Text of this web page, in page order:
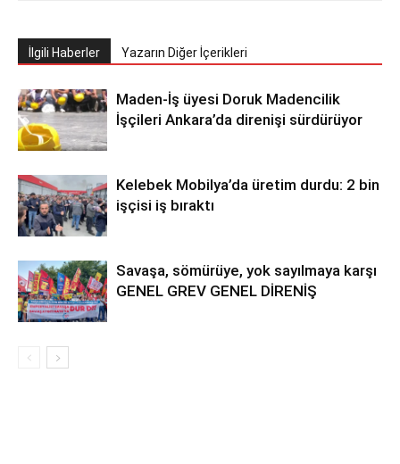
İlgili Haberler Yazarın Diğer İçerikleri
Maden-İş üyesi Doruk Madencilik
İşçileri Ankara’da direnişi sürdürüyor
Kelebek Mobilya’da üretim durdu: 2 bin
işçisi iş bıraktı
Savaşa, sömürüye, yok sayılmaya karşı
GENEL GREV GENEL DİRENİŞ